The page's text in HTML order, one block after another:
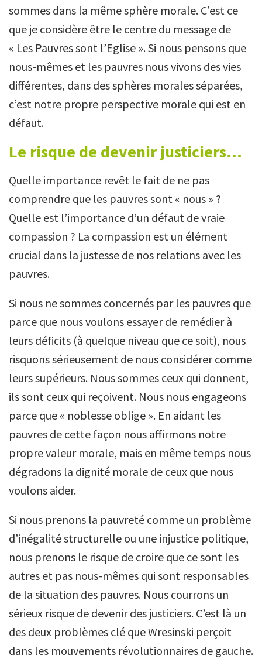
sommes dans la même sphère morale. C’est ce
que je considère être le centre du message de
« Les Pauvres sont l’Eglise ». Si nous pensons que
nous-mêmes et les pauvres nous vivons des vies
différentes, dans des sphères morales séparées,
c’est notre propre perspective morale qui est en
défaut.
Le risque de devenir justiciers...
Quelle importance revêt le fait de ne pas
comprendre que les pauvres sont « nous » ?
Quelle est l’importance d’un défaut de vraie
compassion ? La compassion est un élément
crucial dans la justesse de nos relations avec les
pauvres.
Si nous ne sommes concernés par les pauvres que
parce que nous voulons essayer de remédier à
leurs déficits (à quelque niveau que ce soit), nous
risquons sérieusement de nous considérer comme
leurs supérieurs. Nous sommes ceux qui donnent,
ils sont ceux qui reçoivent. Nous nous engageons
parce que « noblesse oblige ». En aidant les
pauvres de cette façon nous affirmons notre
propre valeur morale, mais en même temps nous
dégradons la dignité morale de ceux que nous
voulons aider.
Si nous prenons la pauvreté comme un problème
d’inégalité structurelle ou une injustice politique,
nous prenons le risque de croire que ce sont les
autres et pas nous-mêmes qui sont responsables
de la situation des pauvres. Nous courrons un
sérieux risque de devenir des justiciers. C’est là un
des deux problèmes clé que Wresinski perçoit
dans les mouvements révolutionnaires de gauche.